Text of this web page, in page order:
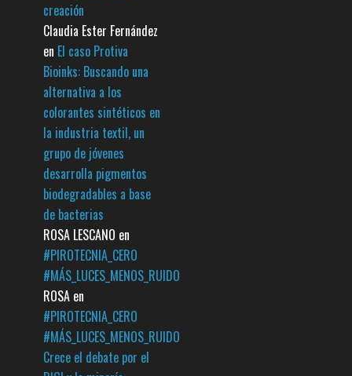
creación
Claudia Ester Fernández
en El caso Protiva
Bioinks: Buscando una
alternativa a los
colorantes sintéticos en
la industria textil, un
grupo de jóvenes
desarrolla pigmentos
biodegradables a base
de bacterias
ROSA LESCANO en
#PIROTECNIA_CERO
#MÁS_LUCES_MENOS_RUIDO
ROSA en
#PIROTECNIA_CERO
#MÁS_LUCES_MENOS_RUIDO
Crece el debate por el